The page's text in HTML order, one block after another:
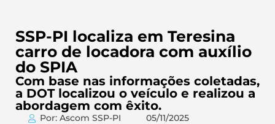
SSP-PI localiza em Teresina
carro de locadora com auxílio
do SPIA
Com base nas informações coletadas,
a DOT localizou o veículo e realizou a
abordagem com êxito.
Por: Ascom SSP-PI 05/11/2025